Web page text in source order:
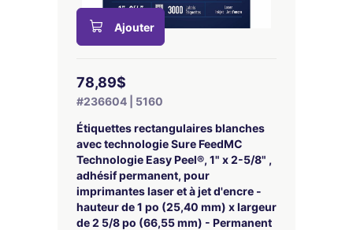
Ajouter
78,89$
#236604 | 5160
Étiquettes rectangulaires blanches
avec technologie Sure FeedMC
Technologie Easy Peel®, 1" x 2-5/8" ,
adhésif permanent, pour
imprimantes laser et à jet d'encre -
hauteur de 1 po (25,40 mm) x largeur
de 2 5/8 po (66,55 mm) - Permanent